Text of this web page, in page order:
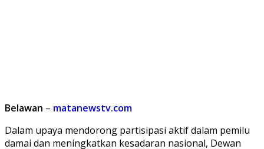
Belawan – matanewstv.com
Dalam upaya mendorong partisipasi aktif dalam pemilu
damai dan meningkatkan kesadaran nasional, Dewan